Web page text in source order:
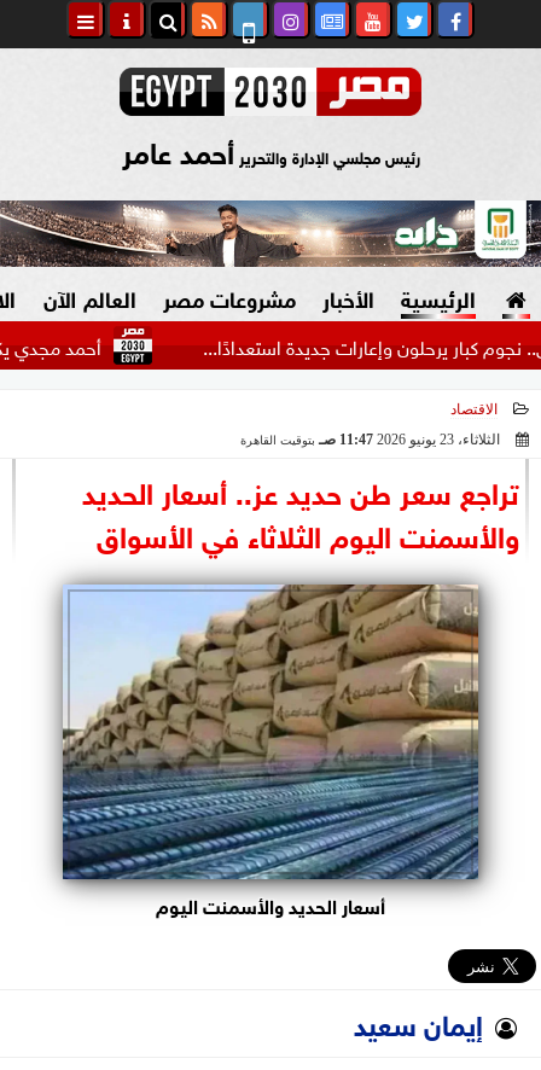
رئيس مجلسي الإدارة والتحرير أحمد عامر
الرئيسية الأخبار
السياسة
الرئاسة
البرلمان
الوزارات
الأحزاب
مشروعات مصر
صنع في مصر
العالم الآن
أحمد مجدي يكشف يرحلون وإعارات جديدة استعدادًا...
الاقتصاد
الثلاثاء، 23 يونيو 2026
11:47 صـ بتوقيت القاهرة
تراجع سعر طن حديد عز.. أسعار الحديد
والأسمنت اليوم الثلاثاء في الأسواق
أسعار الحديد والأسمنت اليوم
إيمان سعيد